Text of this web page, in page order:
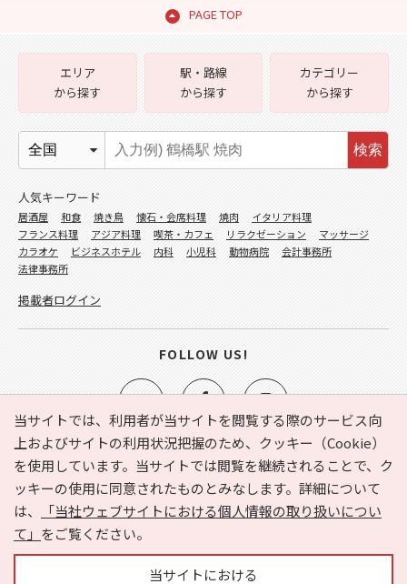
PAGE TOP
当サイトでは、利用者が当サイトを閲覧する際のサービス向
上およびサイトの利用状況把握のため、クッキー（Cookie）
を使用しています。当サイトでは閲覧を継続されることで、ク
ッキーの使用に同意されたものとみなします。詳細について
は、
「当社ウェブサイトにおける個人情報の取り扱いについ
て」 をご覧ください。
当サイトにおける
e-NAVITA（イーナビタ）とは？ お気に入り
ヘルプ
利用規約
個人情報の取り扱いについて
運営会社
サイトマップ
広告掲載に関するお問い合わせ
エリア
から探す
駅・路線
から探す
カテゴリー
から探す
検索
人気キーワード
居酒屋 和食 焼き鳥 懐石・会席料理 焼肉
イタリア料理
フランス料理
アジア料理 喫茶・カフェ リラクゼーション
マッサージ
カラオケ
ビジネスホテル 内科 小児科 動物病院
会計事務所
法律事務所
掲載者ログイン
FOLLOW US!